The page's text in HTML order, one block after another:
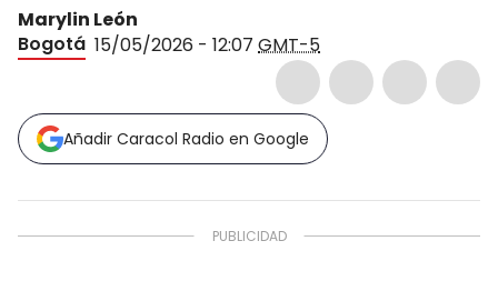
Marylin León
Bogotá 15/05/2026 - 12:07 GMT-5
Añadir Caracol Radio en Google